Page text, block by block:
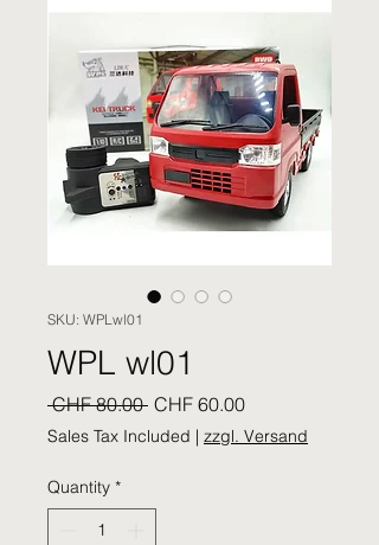
SKU: WPLwl01
WPL wl01
CHF 80.00 Regular
Price
CHF 60.00Sale
Price
Sales Tax Included | zzgl. Versand
Quantity *